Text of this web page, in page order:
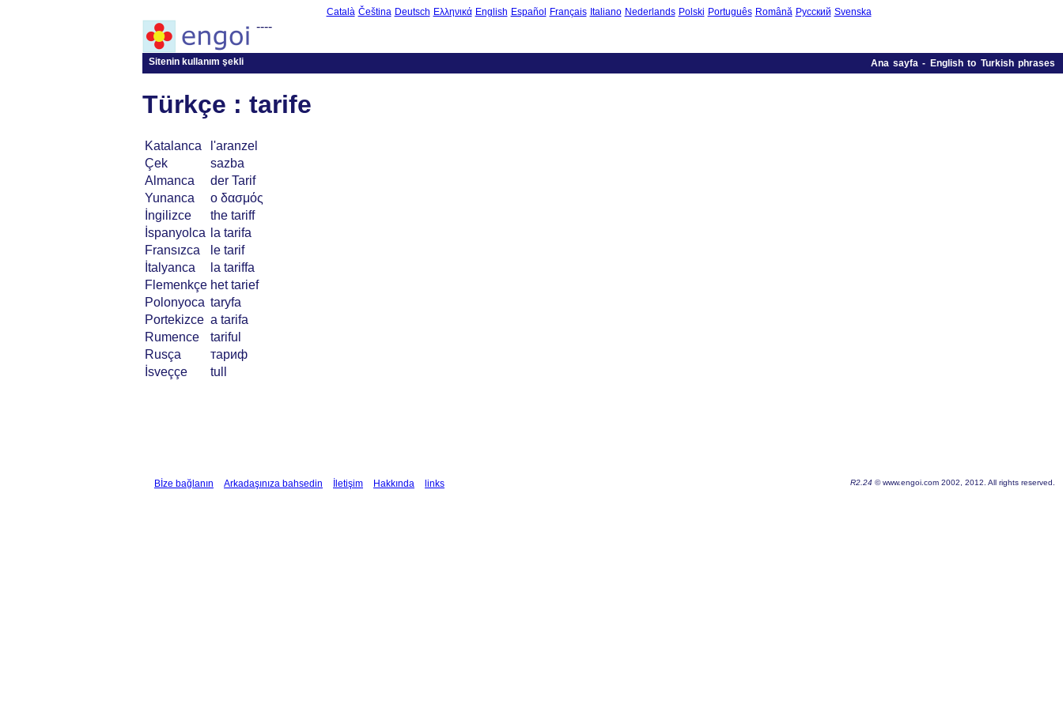
Català Čeština Deutsch Ελληνικά English Español Français Italiano Nederlands Polski Português Română Русский Svenska
----
Sitenin kullanım şekli Ana sayfa- English to Turkish phrases
Türkçe : tarife
Katalanca
l'aranzel
Çek
sazba
Almanca
der Tarif
Yunanca
ο δασμός
İngilizce
the tariff
İspanyolca
la tarifa
Fransızca
le tarif
İtalyanca
la tariffa
Flemenkçe het tarief
Polonyoca taryfa
Portekizce a tarifa
Rumence
tariful
Rusça
тариф
İsveççe
tull
Bİze bağlanın Arkadaşınıza bahsedin İletişim Hakkında links R2.24 © www.engoi.com 2002, 2012. All rights reserved.